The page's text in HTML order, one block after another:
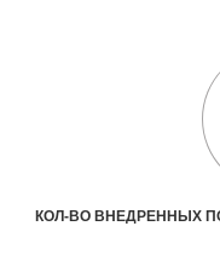
КОЛ-ВО ВНЕДРЕННЫХ